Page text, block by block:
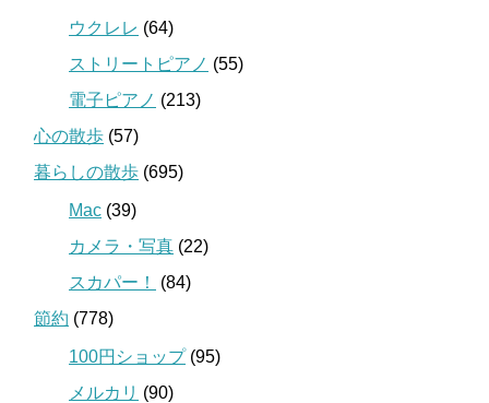
ウクレレ (64)
ストリートピアノ (55)
電子ピアノ (213)
心の散歩 (57)
暮らしの散歩 (695)
Mac (39)
カメラ・写真 (22)
スカパー！
(84)
節約 (778)
100円ショップ(95)
メルカリ (90)